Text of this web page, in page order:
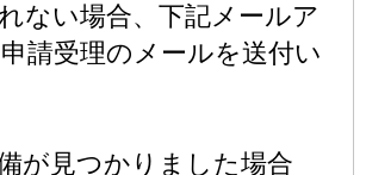
ない場合、下記メールア
請受理のメールを送付い
が見つかりました場合